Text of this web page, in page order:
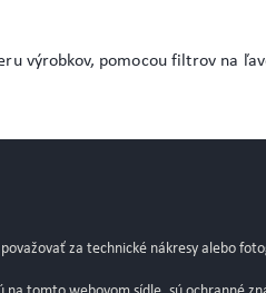
výrobkov, pomocou filtrov na
za technické nákresy alebo